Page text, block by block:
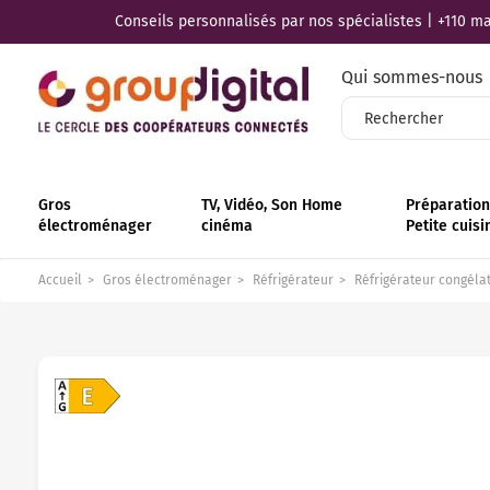
Conseils personnalisés par nos spécialistes | +110
Qui sommes-nous
Gros
électroménager
TV, Vidéo, Son Home
cinéma
Petite
Accueil Gros électroménager Réfrigérateur Réfrigérateur